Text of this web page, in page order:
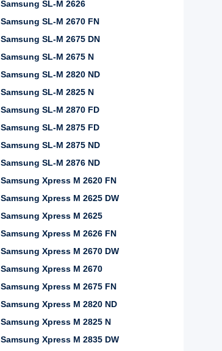
Samsung SL-M 2626
Samsung SL-M 2670 FN
Samsung SL-M 2675 DN
Samsung SL-M 2675 N
Samsung SL-M 2820 ND
Samsung SL-M 2825 N
Samsung SL-M 2870 FD
Samsung SL-M 2875 FD
Samsung SL-M 2875 ND
Samsung SL-M 2876 ND
Samsung Xpress M 2620 FN
Samsung Xpress M 2625 DW
Samsung Xpress M 2625
Samsung Xpress M 2626 FN
Samsung Xpress M 2670 DW
Samsung Xpress M 2670
Samsung Xpress M 2675 FN
Samsung Xpress M 2820 ND
Samsung Xpress M 2825 N
Samsung Xpress M 2835 DW